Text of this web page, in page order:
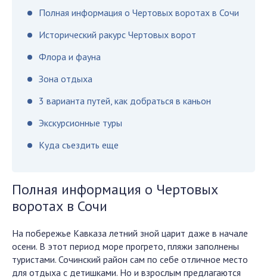
Полная информация о Чертовых воротах в Сочи
Исторический ракурс Чертовых ворот
Флора и фауна
Зона отдыха
3 варианта путей, как добраться в каньон
Экскурсионные туры
Куда съездить еще
Полная информация о Чертовых
воротах в Сочи
На побережье Кавказа летний зной царит даже в начале
осени. В этот период море прогрето, пляжи заполнены
туристами. Сочинский район сам по себе отличное место
для отдыха с детишками. Но и взрослым предлагаются